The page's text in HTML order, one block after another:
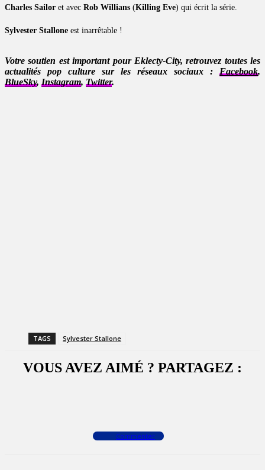
Charles Sailor et avec Rob Willians (Killing Eve) qui écrit la série.
Sylvester Stallone est inarrêtable !
Votre soutien est important pour Eklecty-City, retrouvez toutes les
actualités pop culture sur les réseaux sociaux : Facebook,
BlueSky, Instagram, Twitter.
TAGS Sylvester Stallone
VOUS AVEZ AIMÉ ? PARTAGEZ :
Commenter